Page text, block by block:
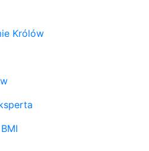
Królów